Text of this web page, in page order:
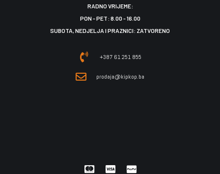
RADNO VRIJEME:
PON - PET: 8.00 - 16.00
SUBOTA, NEDJELJA I PRAZNICI: ZATVORENO
+387 61 251 855
prodaja@kipkop.ba